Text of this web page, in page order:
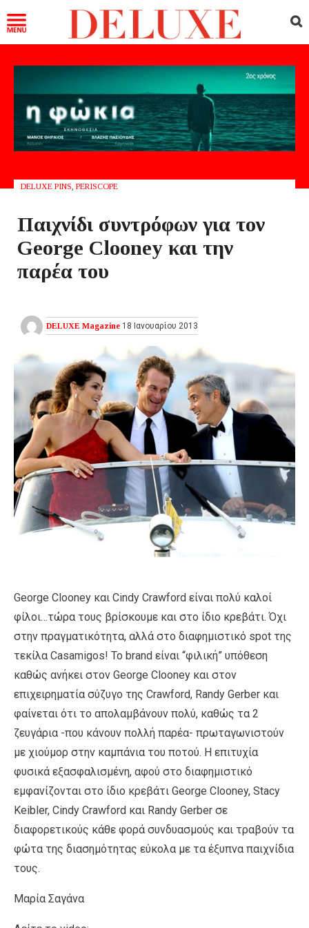
DELUXE PINS PERISCOPE
Παιχνίδι συντρόφων για τον
George Clooney και την
παρέα του
DELUXE Magazine 18 Ιανουαρίου 2013
George Clooney και Cindy Crawford είναι πολύ καλοί
φίλοι…τώρα τους βρίσκουμε και στο ίδιο κρεβάτι. Όχι
στην πραγματικότητα, αλλά στο διαφημιστικό spot της
τεκίλα Casamigos! Το brand είναι “φιλική” υπόθεση
καθώς ανήκει στον George Clooney και στον
επιχειρηματία σύζυγο της Crawford, Randy Gerber και
φαίνεται ότι το απολαμβάνουν πολύ, καθώς τα 2
ζευγάρια -που κάνουν πολλή παρέα- πρωταγωνιστούν
με χιούμορ στην καμπάνια του ποτού. Η επιτυχία
φυσικά εξασφαλισμένη, αφού στο διαφημιστικό
εμφανίζονται στο ίδιο κρεβάτι George Clooney, Stacy
Keibler, Cindy Crawford και Randy Gerber σε
διαφορετικούς κάθε φορά συνδυασμούς και τραβούν τα
φώτα της διασημότητας εύκολα με τα έξυπνα παιχνίδια
τους.
Μαρία Σαγάνα